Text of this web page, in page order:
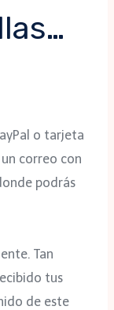
o tarjeta
correo con
podrás
Tan
tus
de este